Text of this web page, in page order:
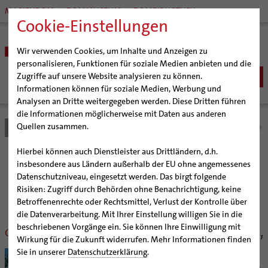
Cookie-Einstellungen
Wir verwenden Cookies, um Inhalte und Anzeigen zu
personalisieren, Funktionen für soziale Medien anbieten und die
Zugriffe auf unsere Website analysieren zu können.
Informationen können für soziale Medien, Werbung und
Analysen an Dritte weitergegeben werden. Diese Dritten führen
die Informationen möglicherweise mit Daten aus anderen
Quellen zusammen.
Hierbei können auch Dienstleister aus Drittländern, d.h.
insbesondere aus Ländern außerhalb der EU ohne angemessenes
Datenschutzniveau, eingesetzt werden. Das birgt folgende
Risiken: Zugriff durch Behörden ohne Benachrichtigung, keine
Betroffenenrechte oder Rechtsmittel, Verlust der Kontrolle über
die Datenverarbeitung. Mit Ihrer Einstellung willigen Sie in die
beschriebenen Vorgänge ein. Sie können Ihre Einwilligung mit
Wirkung für die Zukunft widerrufen. Mehr Informationen finden
Sie in unserer Datenschutzerklärung.
MARIENDOM DOMMUSEUM DOMBIBLIOTHEK
BISTUM
Bischöfe
Weihbischof Dr. Martin Marahrens
Bischof em. Norbert Trelle
Weihbischof em. Bongartz
Weihbischof em. Schwerdtfeger
Weihbischof em. Koitz
Bischof em. Dr. Wüstenberg
Generalvikariat
Gremien
Diözesangericht
Gemeindegremien
Pfarrgemeinden
Hildesheimer Dom
Virtueller Rundgang durch den Dom
Tausendjähriger Rosenstock
Die Hildesheimer Dommusik
Wallfahrten | Pilgern
Termine Wallfahrten und Pilgern
Jakobswege im Bistum Hildesheim
Veranstaltungen
Strategieprozess
Jugend
Bistum Hildesheim
Nachrichtenarchiv
der Bischöflichen Pressestelle Hildesheim (bph)
Glauben und Begegnung 28.02.2011
Hildesheim (bph) Den eigenen Glauben leben